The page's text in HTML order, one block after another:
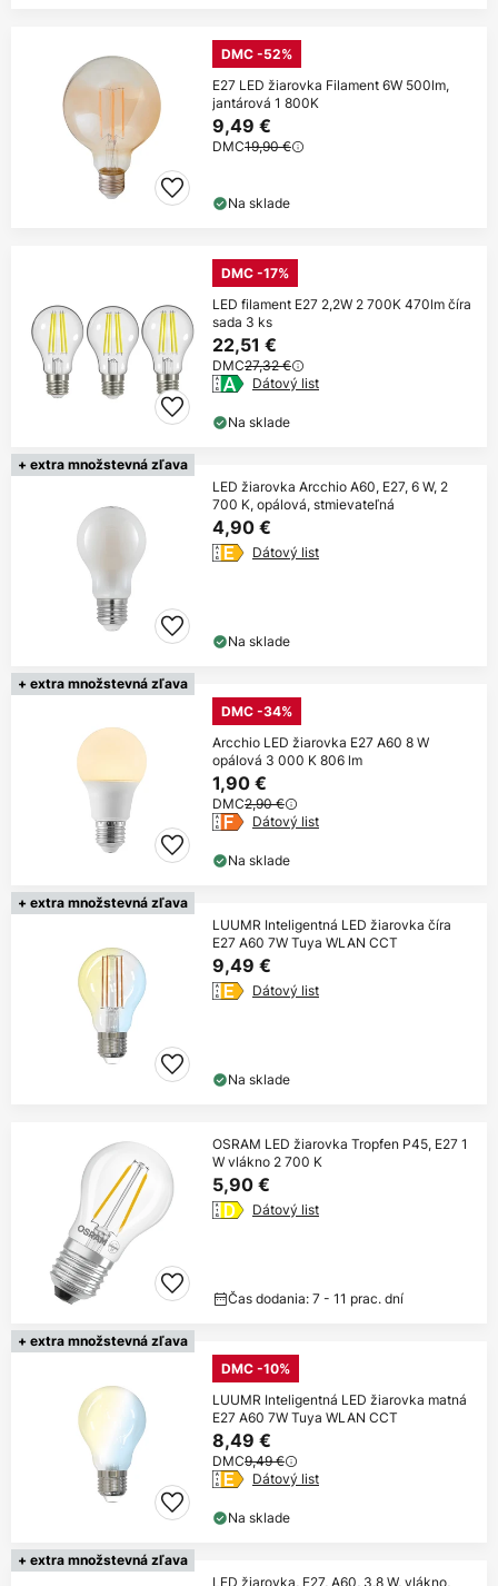
DMC -52%
E27 LED žiarovka Filament 6W 500lm,
jantárová 1 800K
9,49 €
DMC19,90 €
Na sklade
DMC -17%
LED filament E27 2,2W 2 700K 470lm číra
sada 3 ks
22,51 €
DMC27,32 €
Dátový list
Na sklade
+ extra množstevná zľava
LED žiarovka Arcchio A60, E27, 6 W, 2
700 K, opálová, stmievateľná
4,90 €
Dátový list
Na sklade
+ extra množstevná zľava
DMC -34%
Arcchio LED žiarovka E27 A60 8 W
opálová 3 000 K 806 lm
1,90 €
DMC2,90 €
Dátový list
Na sklade
+ extra množstevná zľava
LUUMR Inteligentná LED žiarovka číra
E27 A60 7W Tuya WLAN CCT
9,49 €
Dátový list
Na sklade
OSRAM LED žiarovka Tropfen P45, E27 1
W vlákno 2 700 K
5,90 €
Dátový list
Čas dodania: 7 - 11 prac. dní
+ extra množstevná zľava
DMC -10%
LUUMR Inteligentná LED žiarovka matná
E27 A60 7W Tuya WLAN CCT
8,49 €
DMC9,49 €
Dátový list
Na sklade
+ extra množstevná zľava